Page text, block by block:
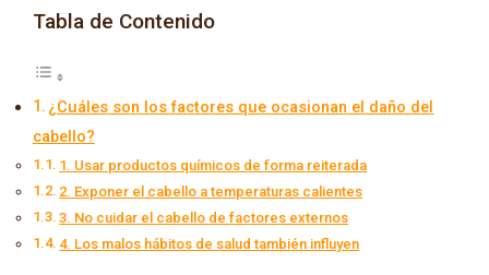
Tabla de Contenido
¿Cuáles son los factores que ocasionan el daño del
cabello?
1. Usar productos químicos de forma reiterada
2. Exponer el cabello a temperaturas calientes
3. No cuidar el cabello de factores externos
4. Los malos hábitos de salud también influyen